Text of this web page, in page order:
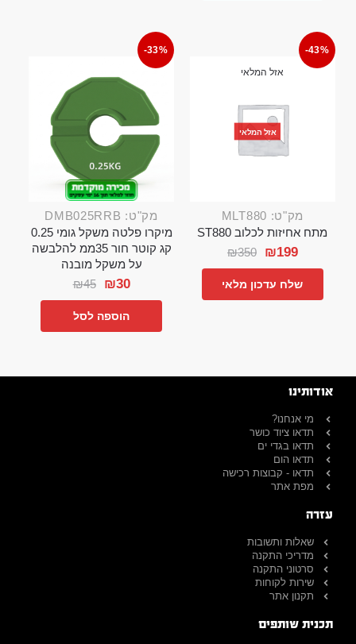
-43%
אזל המלאי
אזל המלאי
מק"ט: MLT880
מתח אחיזות לכלוב ST880
₪350 ₪199
שלח עדכון מלאי
-33%
מק"ט: DMB025RRB
מיקרו פלטה משקל גומי 0.25
קג קוטר חור 35ממ להלבשה
על משקל מובנה
₪45 ₪30
הוספה לסל
אודותינו
מי אנחנו?
תדאו ציוד כושר
תדאו בגדי ים
תדאו הום
תדאו - קבוצות רכישה
מפת אתר
עזרה
שאלות ותשובות
מדריכי התקנה
סרטוני התקנה
שירות לקוחות
תקנון אתר
תכנית שותפים